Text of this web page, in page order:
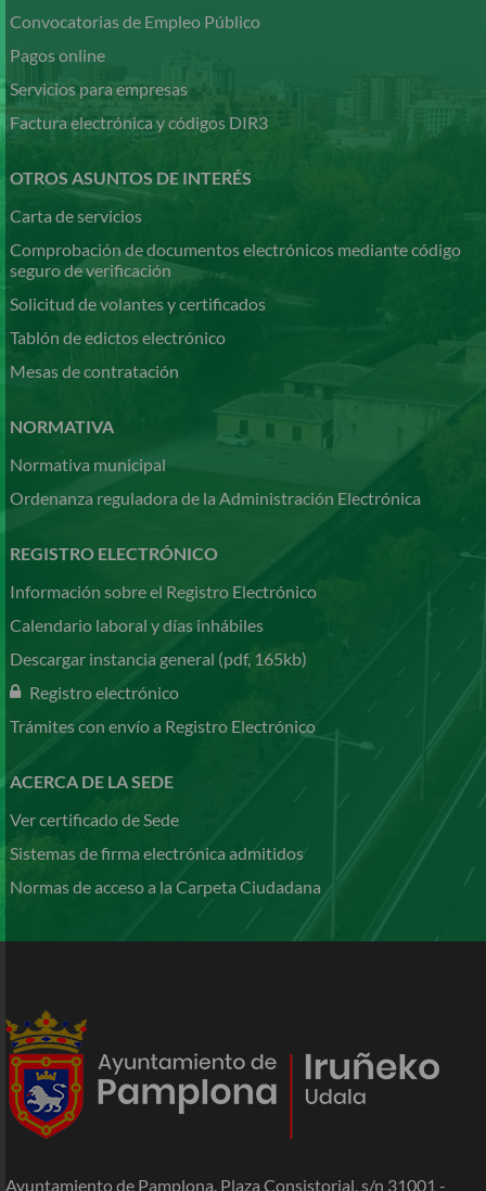
Convocatorias de Empleo Público
Pagos online
Servicios para empresas
Factura electrónica y códigos DIR3
OTROS ASUNTOS DE INTERÉS
Carta de servicios
Comprobación de documentos electrónicos mediante código
seguro de verificación
Solicitud de volantes y certificados
Tablón de edictos electrónico
Mesas de contratación
NORMATIVA
Normativa municipal
Ordenanza reguladora de la Administración Electrónica
REGISTRO ELECTRÓNICO
Información sobre el Registro Electrónico
Calendario laboral y días inhábiles
Descargar instancia general (pdf, 165kb)
Registro electrónico
Trámites con envío a Registro Electrónico
ACERCA DE LA SEDE
Ver certificado de Sede
Sistemas de firma electrónica admitidos
Normas de acceso a la Carpeta Ciudadana
Ayuntamiento de Pamplona. Plaza Consistorial,s/n 31001 -